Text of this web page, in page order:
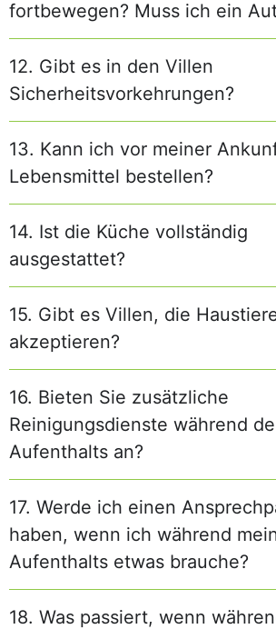
fortbewegen? Muss ich ein
12. Gibt es in den Villen
Sicherheitsvorkehrungen?
13. Kann ich vor meiner
Lebensmittel bestellen?
14. Ist die Küche vollständig
ausgestattet?
15. Gibt es Villen, die
akzeptieren?
16. Bieten Sie zusätzliche
Reinigungsdienste während
Aufenthalts an?
17. Werde ich einen
haben, wenn ich während
Aufenthalts etwas brauche?
18. Was passiert, wenn